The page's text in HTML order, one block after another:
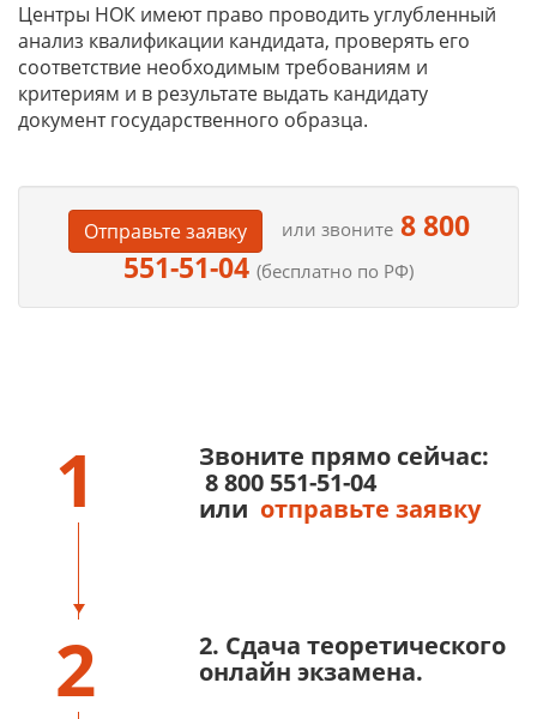
Центры НОК имеют право проводить углубленный
анализ квалификации кандидата, проверять его
соответствие необходимым требованиям и
критериям и в результате выдать кандидату
документ государственного образца.
Отправьте заявку или звоните8 800
551-51-04 (бесплатно по РФ)
1
Звоните прямо сейчас:
8 800 551-51-04
или отправьте заявку
2
2. Сдача теоретического
онлайн экзамена.